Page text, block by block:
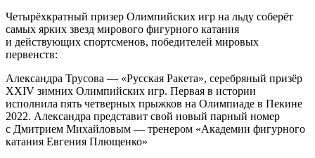
Четырёхкратный призер Олимпийских игр на льду соберёт
самых ярких звезд мирового фигурного катания
и действующих спортсменов, победителей мировых
первенств:
Александра Трусова — «Русская Ракета», серебряный призёр
XXIV зимних Олимпийских игр. Первая в истории
исполнила пять четверных прыжков на Олимпиаде в Пекине
2022. Александра представит свой новый парный номер
с Дмитрием Михайловым — тренером «Академии фигурного
катания Евгения Плющенко»